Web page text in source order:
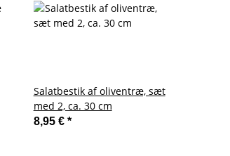
Salatbestik af oliventræ, sæt
med 2, ca. 30 cm
8,95 € *